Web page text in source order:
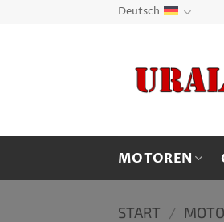
Deutsch
MOTOREN
START /